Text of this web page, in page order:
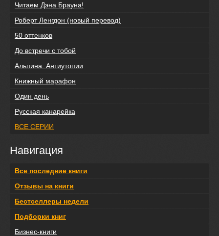
Читаем Дэна Брауна!
Роберт Ленгдон (новый перевод)
50 оттенков
До встречи с тобой
Альпина. Антиутопии
Книжный марафон
Один день
Русская канарейка
ВСЕ СЕРИИ
Навигация
Все последние книги
Отзывы на книги
Бестселлеры недели
Подборки книг
Бизнес-книги